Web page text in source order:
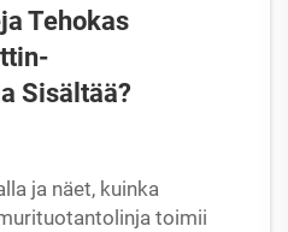
Tehokas
Sisältää?
ja näet, kuinka
toimii